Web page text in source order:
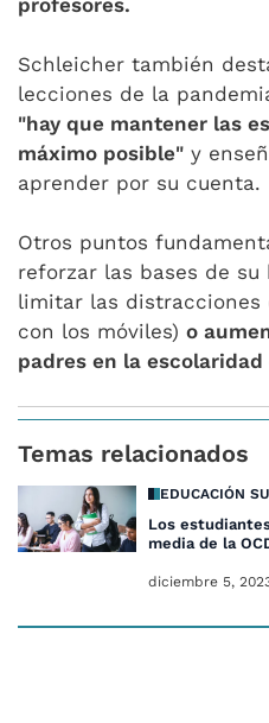
profesores.
Schleicher también
lecciones de la
"hay que mantener las
máximo posible" y
aprender por su cuenta.
Otros puntos
reforzar las bases de su
limitar las distracciones
con los móviles) o
padres en la
Temas relacionados
EDUCACIÓN
Los
media de la
diciembre 5,